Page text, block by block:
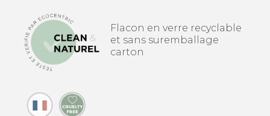
Flacon en verre recyclable
et sans suremballage
carton